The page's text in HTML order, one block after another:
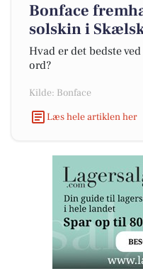
Bonface
solskin i
Hvad er det bedste
ord?
Kilde: Bonface
Læs hele artiklen her